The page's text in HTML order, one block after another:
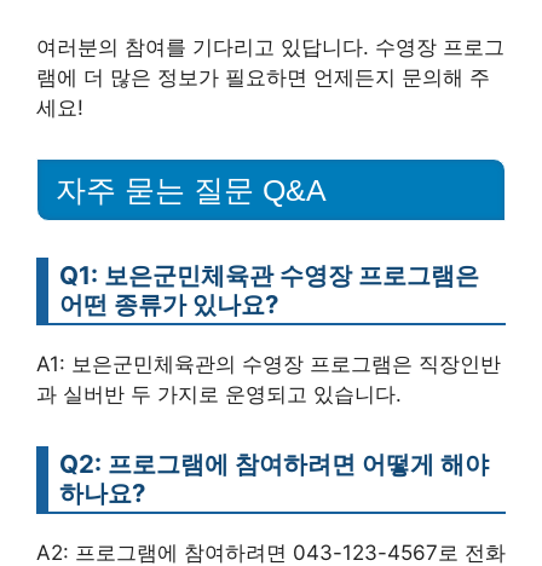
여러분의 참여를 기다리고 있답니다. 수영장 프로그
램에 더 많은 정보가 필요하면 언제든지 문의해 주
세요!
자주 묻는 질문 Q&A
Q1: 보은군민체육관 수영장 프로그램은
어떤 종류가 있나요?
A1: 보은군민체육관의 수영장 프로그램은 직장인반
과 실버반 두 가지로 운영되고 있습니다.
Q2: 프로그램에 참여하려면 어떻게 해야
하나요?
A2: 프로그램에 참여하려면 043-123-4567로 전화